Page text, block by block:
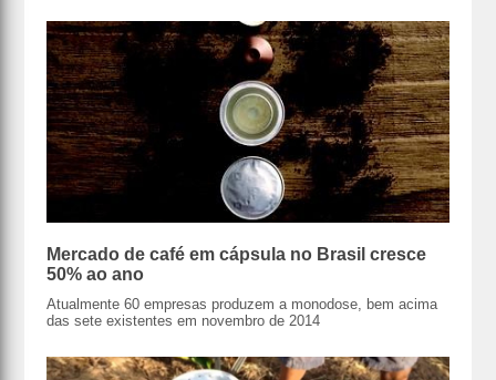
Mercado de café em cápsula no Brasil cresce
50% ao ano
Atualmente 60 empresas produzem a monodose, bem acima
das sete existentes em novembro de 2014